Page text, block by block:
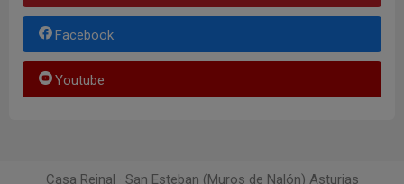
Facebook
Youtube
Casa Reinal · San Esteban (Muros de Nalón) Asturias